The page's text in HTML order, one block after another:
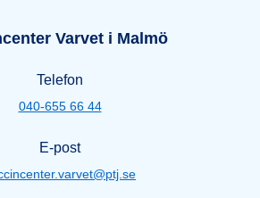
Varvet i Malmö
Varvet i Malmö
Telefon
040-655 66 44
E-post